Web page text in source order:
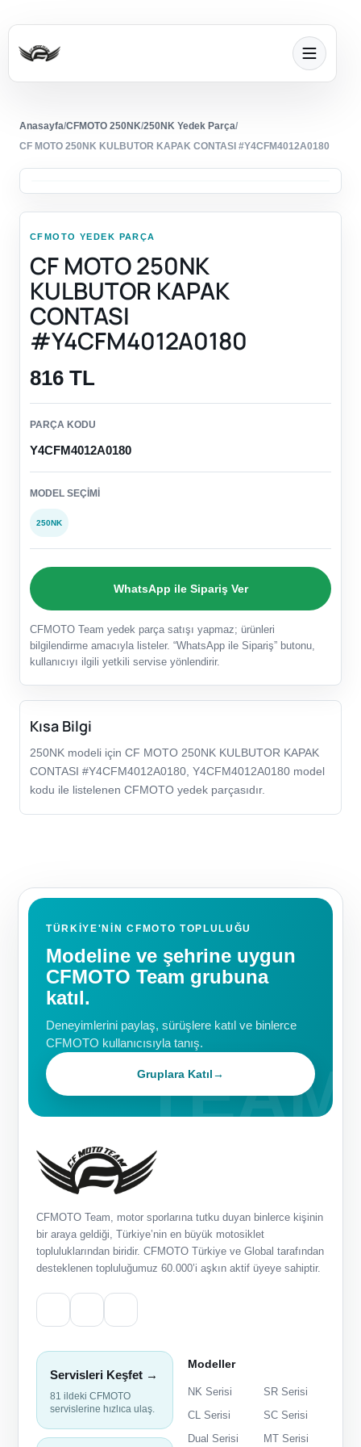
Anasayfa/CFMOTO 250NK/250NK Yedek Parça/
CF MOTO 250NK KULBUTOR KAPAK CONTASI #Y4CFM4012A0180
CFMOTO YEDEK PARÇA
CF MOTO 250NK
KULBUTOR KAPAK
CONTASI
#Y4CFM4012A0180
816 TL
PARÇA KODU
Y4CFM4012A0180
MODEL SEÇIMI
250NK
WhatsApp ile Sipariş Ver
CFMOTO Team yedek parça satışı yapmaz; ürünleri
bilgilendirme amacıyla listeler. “WhatsApp ile Sipariş” butonu,
kullanıcıyı ilgili yetkili servise yönlendirir.
Kısa Bilgi
250NK modeli için CF MOTO 250NK KULBUTOR KAPAK
CONTASI #Y4CFM4012A0180, Y4CFM4012A0180 model
kodu ile listelenen CFMOTO yedek parçasıdır.
TÜRKIYE'NIN CFMOTO TOPLULUĞU
Modeline ve şehrine uygun
CFMOTO Team grubuna
katıl.
Deneyimlerini paylaş, sürüşlere katıl ve binlerce
CFMOTO kullanıcısıyla tanış.
Gruplara Katıl→
CFMOTO Team, motor sporlarına tutku duyan binlerce kişinin
bir araya geldiği, Türkiye’nin en büyük motosiklet
topluluklarından biridir. CFMOTO Türkiye ve Global tarafından
desteklenen topluluğumuz 60.000’i aşkın aktif üyeye sahiptir.
Servisleri Keşfet →
81 ildeki CFMOTO
servislerine hızlıca ulaş.
Modeller
NK Serisi
SR Serisi
CL Serisi
SC Serisi
Dual Serisi
MT Serisi